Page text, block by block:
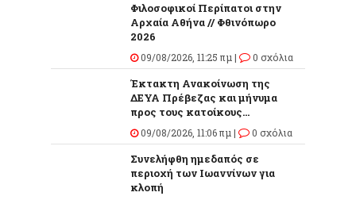
Φιλοσοφικοί Περίπατοι στην
Αρχαία Αθήνα // Φθινόπωρο
2026
09/08/2026, 11:25 πμ | 0 σχόλια
Έκτακτη Ανακοίνωση της
ΔΕΥΑ Πρέβεζας και μήνυμα
προς τους κατοίκους...
09/08/2026, 11:06 πμ | 0 σχόλια
Συνελήφθη ημεδαπός σε
περιοχή των Ιωαννίνων για
κλοπή